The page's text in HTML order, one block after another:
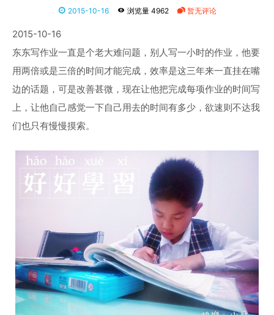
2015-10-16 浏览量 4962 暂无评论
2015-10-16
东东写作业一直是个老大难问题，别人写一小时的作业，他要
用两倍或是三倍的时间才能完成，效率是这三年来一直挂在嘴
边的话题，可是改善甚微，现在让他把完成每项作业的时间写
上，让他自己感觉一下自己用去的时间有多少，欲速则不达我
们也只有慢慢摸索。